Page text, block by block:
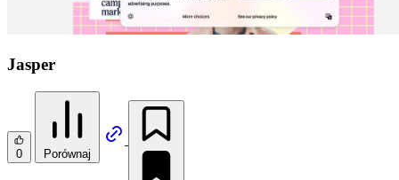
Jasper
0 Porównaj